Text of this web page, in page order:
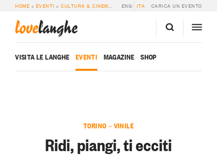
HOME » EVENTI »CULTURA & CINEMA » RIDI, PIANGI, TI ECCITI
ENG ITA CARICA UN EVENTO
lovelanghe
VISITA LE LANGHE EVENTI MAGAZINE SHOP
TORINO — VINILE
Ridi, piangi, ti ecciti